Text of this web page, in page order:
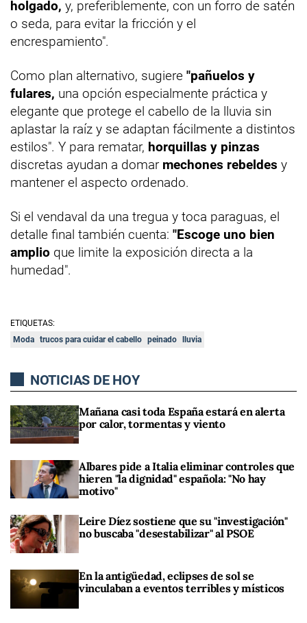
holgado, y, preferiblemente, con un forro de satén
o seda, para evitar la fricción y el
encrespamiento".
Como plan alternativo, sugiere "pañuelos y
fulares, una opción especialmente práctica y
elegante que protege el cabello de la lluvia sin
aplastar la raíz y se adaptan fácilmente a distintos
estilos". Y para rematar, horquillas y pinzas
discretas ayudan a domar mechones rebeldes y
mantener el aspecto ordenado.
Si el vendaval da una tregua y toca paraguas, el
detalle final también cuenta: "Escoge uno bien
amplio que limite la exposición directa a la
humedad".
ETIQUETAS:
Moda trucos para cuidar el cabello peinado lluvia
NOTICIAS DE HOY
Mañana casi toda España estará en alerta
por calor, tormentas y viento
Albares pide a Italia eliminar controles que
hieren "la dignidad" española: "No hay
motivo"
Leire Díez sostiene que su "investigación"
no buscaba "desestabilizar" al PSOE
En la antigüedad, eclipses de sol se
vinculaban a eventos terribles y místicos